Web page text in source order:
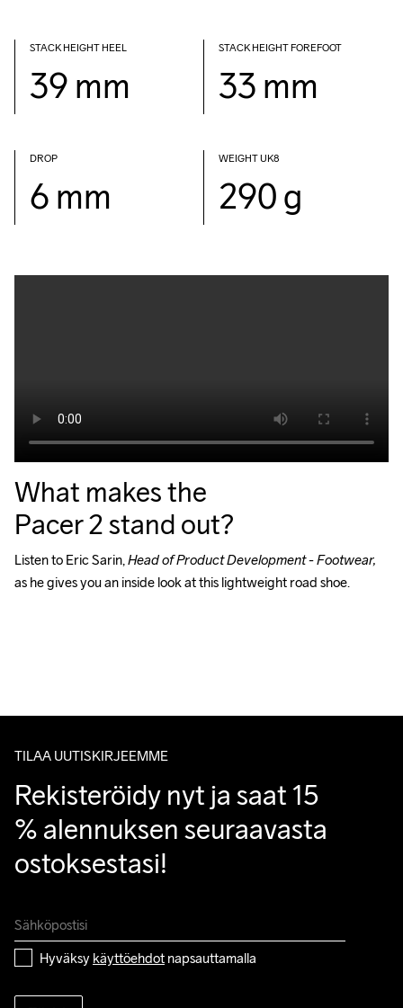
STACK HEIGHT HEEL
39 mm
STACK HEIGHT FOREFOOT
33 mm
DROP
6 mm
WEIGHT UK8
290 g
What makes the
Pacer 2 stand out?
Listen to Eric Sarin,
as he gives you an inside look at this lightweight road shoe.
TILAA UUTISKIRJEEMME
Rekisteröidy nyt ja saat 15
% alennuksen seuraavasta
ostoksestasi!
Hyväksy käyttöehdot napsauttamalla